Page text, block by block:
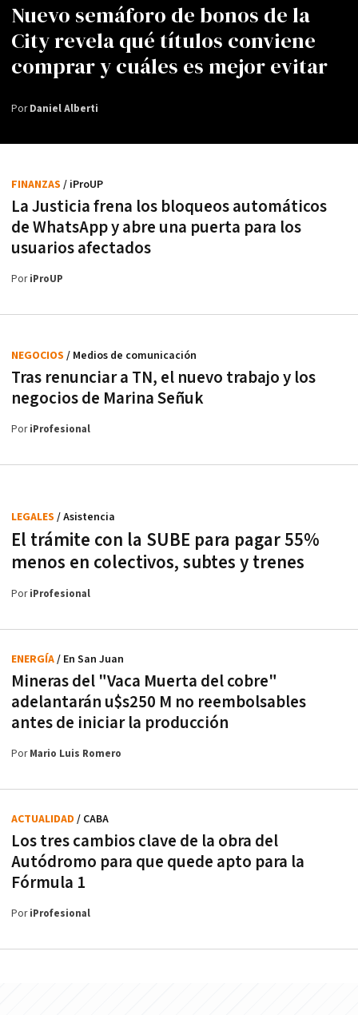
Nuevo semáforo de bonos de la
City revela qué títulos conviene
comprar y cuáles es mejor evitar
PorDaniel Alberti
La Justicia frena los bloqueos automáticos
de WhatsApp y abre una puerta para los
usuarios afectados
FINANZAS / iProUP
PoriProUP
Tras renunciar a TN, el nuevo trabajo y los
negocios de Marina Señuk
NEGOCIOS / Medios de comunicación
PoriProfesional
El trámite con la SUBE para pagar 55%
menos en colectivos, subtes y trenes
LEGALES / Asistencia
PoriProfesional
Mineras del "Vaca Muerta del cobre"
adelantarán u$s250 M no reembolsables
antes de iniciar la producción
ENERGÍA/ En San Juan
PorMario Luis Romero
Los tres cambios clave de la obra del
Autódromo para que quede apto para la
Fórmula 1
ACTUALIDAD / CABA
PoriProfesional